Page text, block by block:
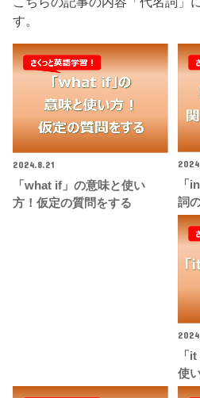
す。
2024.8.21
「what if」の意味と使い
方！仮定の質問をする
「
詞
「
使